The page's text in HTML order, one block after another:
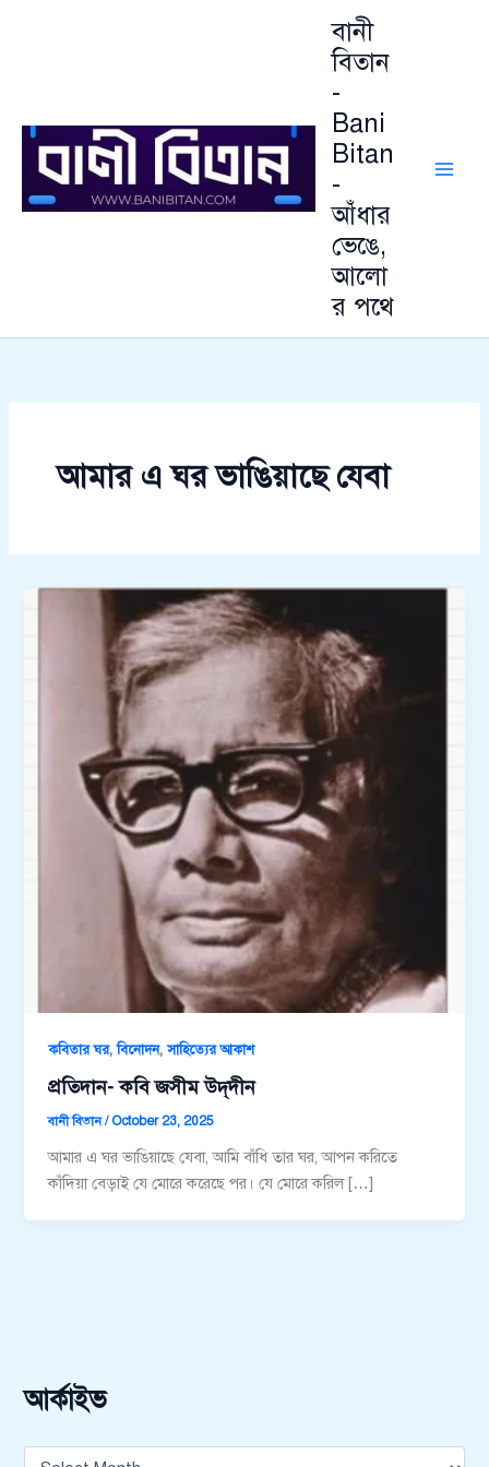
বানী
বিতান
-
Bani
Bitan
-
আঁধার
ভেঙে,
আলো
র পথে
আমার এ ঘর ভাঙিয়াছে যেবা
কবিতার ঘর,বিনোদন,সাহিত্যের আকাশ
প্রতিদান- কবি জসীম উদ্‌দীন
বানী বিতান/ October 23, 2025
আমার এ ঘর ভাঙিয়াছে যেবা, আমি বাঁধি তার ঘর, আপন করিতে
কাঁদিয়া বেড়াই যে মোরে করেছে পর। যে মোরে করিল […]
আর্কাইভ